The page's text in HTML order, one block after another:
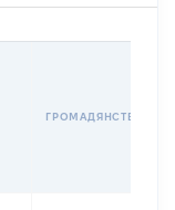
ГРОМАДЯНСТВО